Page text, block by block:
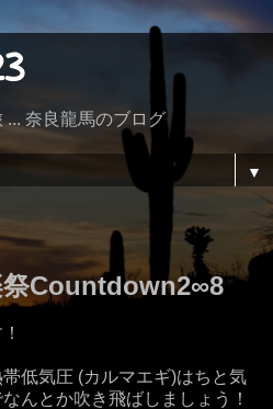
... 奈良龍馬のブログ
▼
祭Countdown2∞8
低気圧 (カルマエギ)はちと気
んとか吹き飛ばしましょう！